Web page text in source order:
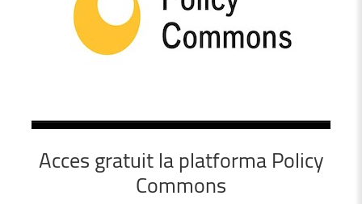
Acces gratuit laplatforma Policy
Commons